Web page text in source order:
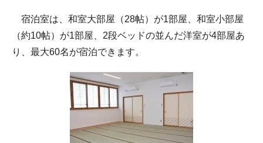
宿泊室は、和室大部屋（28帖）が1部屋、和室小部屋
（約10帖）が1部屋、2段ベッドの並んだ洋室が4部屋あ
り、最大60名が宿泊できます。